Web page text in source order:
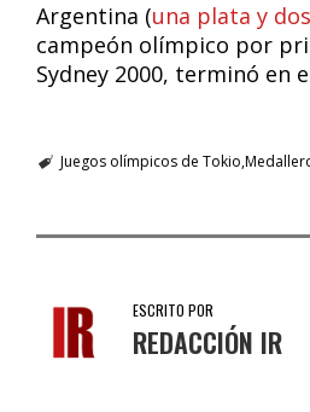
Argentina (una plata y
campeón olímpico por
Sydney 2000, terminó en
Juegos olímpicos de Tokio
ESCRITO POR
REDACCIÓN IR